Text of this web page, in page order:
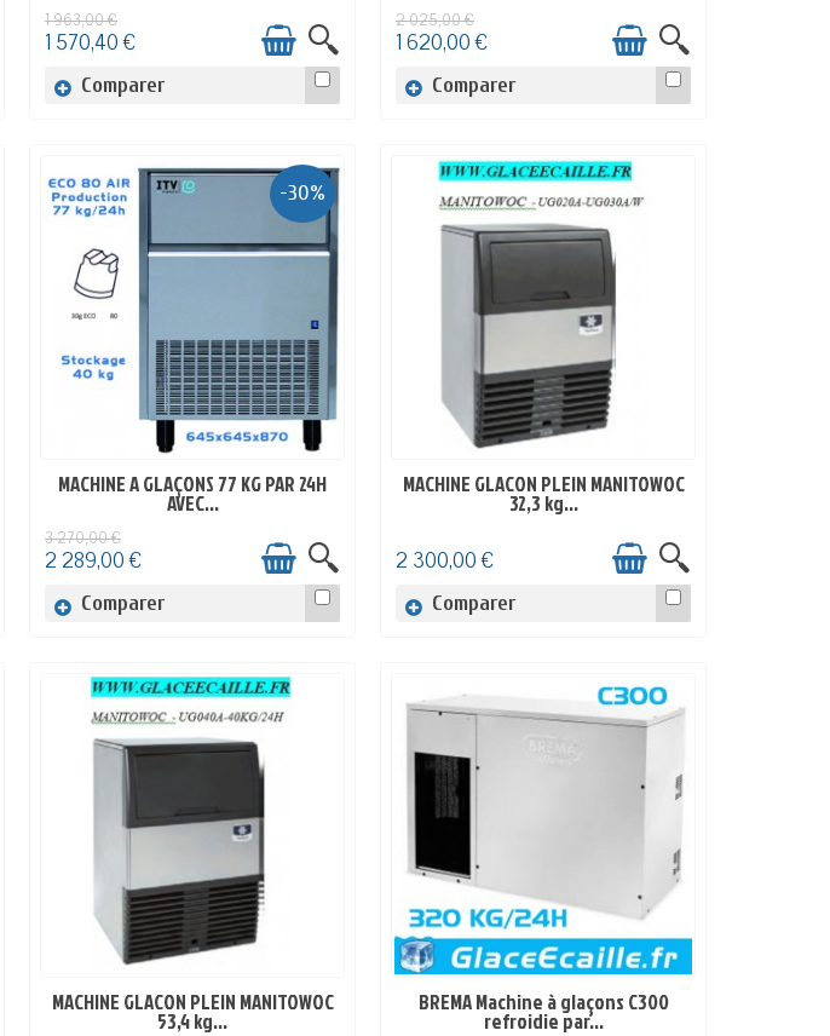
1 963,00 €
1 570,40 €
Comparer
2 025,00 €
1 620,00 €
Comparer
-30%
EN STOCK
MACHINE A GLAÇONS 77 KG PAR 24H
AVEC...
3 270,00 €
2 289,00 €
Comparer
EN STOCK
MACHINE GLACON PLEIN MANITOWOC
32,3 kg...
2 300,00 €
Comparer
EN STOCK
MACHINE GLACON PLEIN MANITOWOC
53,4 kg...
EN STOCK
BREMA Machine à glaçons C300
refroidie par...